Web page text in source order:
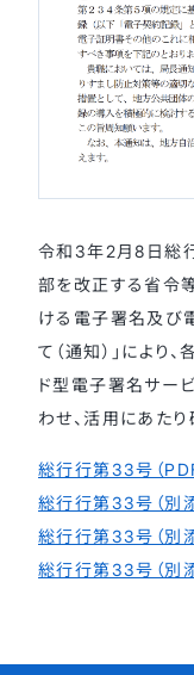
令和3年2月8日総
部を改正する省令
ける電子署名及び
て（通知）」により
ド型電子署名サー
わせ、活用にあた
総行行第33号（
総行行第33号（別
総行行第33号（別
総行行第33号（別